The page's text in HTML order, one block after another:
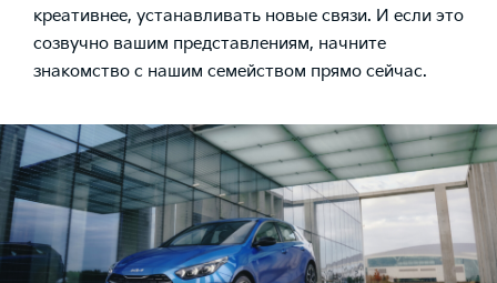
креативнее, устанавливать новые связи. И если это
созвучно вашим представлениям, начните
знакомство с нашим семейством прямо сейчас.